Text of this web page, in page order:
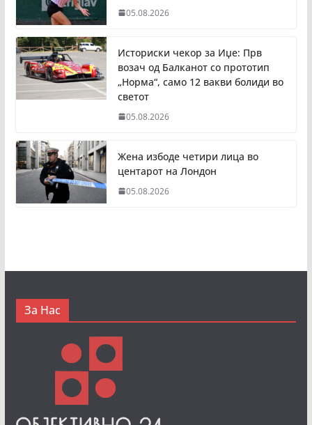
05.08.2026
Историски чекор за Иџе: Прв
возач од Балканот со прототип
„Норма“, само 12 вакви болиди во
светот
05.08.2026
Жена избоде четири лица во
центарот на Лондон
05.08.2026
За Нас